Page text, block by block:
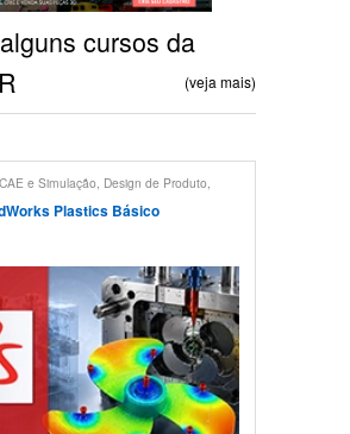
cursos da
(veja mais)
CAE e Simulação, Design de Produto,
Solidworks
Plastics Básico